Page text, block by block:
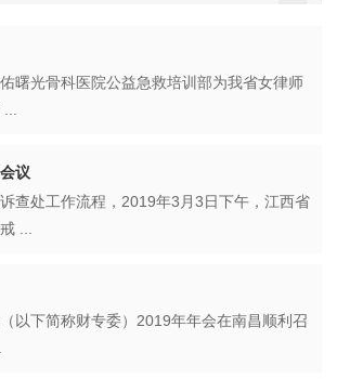
曙光骨科医院公益急救培训部为我省女律师
议
查处工作流程，2019年3月3日下午，江西省
以下简称财专委）2019年年会在南昌顺利召